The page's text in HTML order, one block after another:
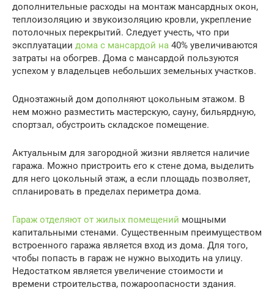
дополнительные расходы на монтаж мансардных окон,
теплоизоляцию и звукоизоляцию кровли, укрепление
потолочных перекрытий. Следует учесть, что при
эксплуатации дома с мансардой на 40% увеличиваются
затраты на обогрев. Дома с мансардой пользуются
успехом у владельцев небольших земельных участков.
Одноэтажный дом дополняют цокольным этажом. В
нем можно разместить мастерскую, сауну, бильярдную,
спортзал, обустроить складское помещение.
Актуальным для загородной жизни является наличие
гаража. Можно пристроить его к стене дома, выделить
для него цокольный этаж, а если площадь позволяет,
спланировать в пределах периметра дома.
Гараж отделяют от жилых помещений мощными
капитальными стенами. Существенным преимуществом
встроенного гаража является вход из дома. Для того,
чтобы попасть в гараж не нужно выходить на улицу.
Недостатком является увеличение стоимости и
времени строительства, пожароопасности здания.